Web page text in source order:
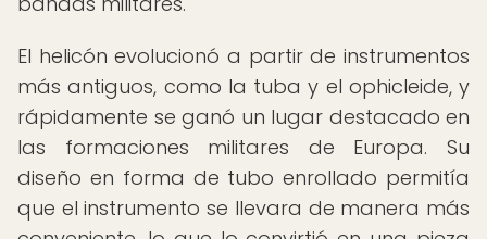
El helicón evolucionó a partir de instrumentos
más antiguos, como la tuba y el ophicleide, y
rápidamente se ganó un lugar destacado en
las formaciones militares de Europa. Su
diseño en forma de tubo enrollado permitía
que el instrumento se llevara de manera más